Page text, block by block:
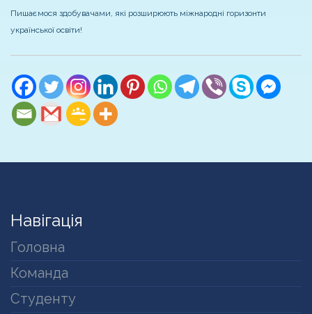
Пишаємося здобувачами, які розширюють міжнародні горизонти
української освіти!
Навігація
Головна
Команда
Студенту